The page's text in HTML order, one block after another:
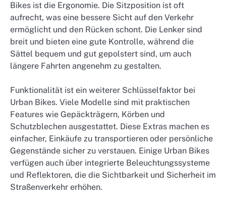
Bikes ist die Ergonomie. Die Sitzposition ist oft
aufrecht, was eine bessere Sicht auf den Verkehr
ermöglicht und den Rücken schont. Die Lenker sind
breit und bieten eine gute Kontrolle, während die
Sättel bequem und gut gepolstert sind, um auch
längere Fahrten angenehm zu gestalten.
Funktionalität ist ein weiterer Schlüsselfaktor bei
Urban Bikes. Viele Modelle sind mit praktischen
Features wie Gepäckträgern, Körben und
Schutzblechen ausgestattet. Diese Extras machen es
einfacher, Einkäufe zu transportieren oder persönliche
Gegenstände sicher zu verstauen. Einige Urban Bikes
verfügen auch über integrierte Beleuchtungssysteme
und Reflektoren, die die Sichtbarkeit und Sicherheit im
Straßenverkehr erhöhen.